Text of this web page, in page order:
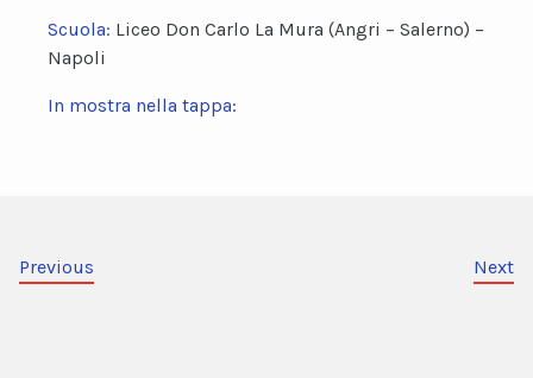
Scuola: Liceo Don Carlo La Mura (Angri – Salerno) –
Napoli
In mostra nella tappa:
Previous Next